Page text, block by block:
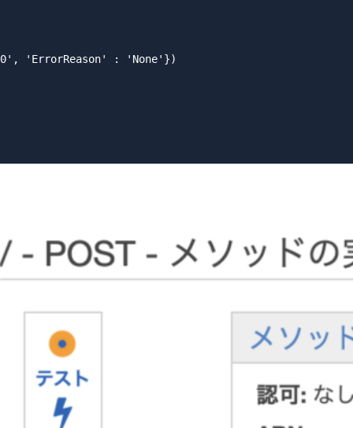
'ErrorReason' : 'None'})